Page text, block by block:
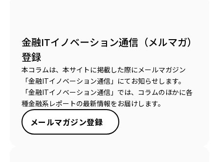
金融ITイノベーション通信（メルマガ）
登録
本コラムは、本サイトに掲載した際にメールマガジン
「金融ITイノベーション通信」にてお知らせします。
「金融ITイノベーション通信」では、コラムのほかに各
種金融系レポートの最新情報をお届けします。
メールマガジン登録